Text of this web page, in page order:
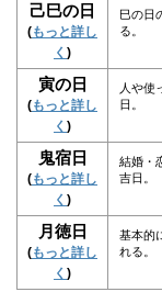
己巳の日
(もっと詳し
く )
巳の日
る。
寅の日
(もっと詳し
く )
人や使
日。
鬼宿日
(もっと詳し
く )
結婚・
吉日。
月徳日
(もっと詳し
く )
基本的
れる。